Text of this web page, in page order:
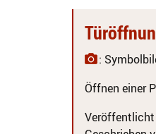
:
Öffnen einer
Veröffentlicht